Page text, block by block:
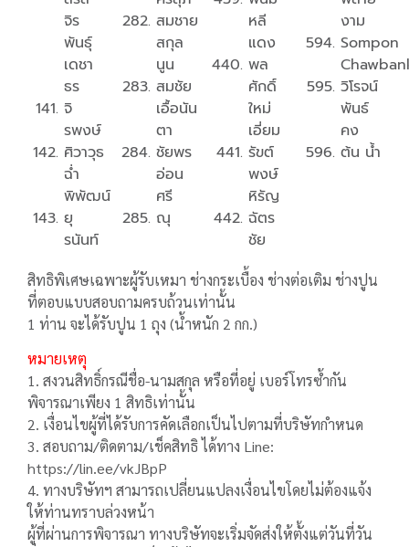
จิร
พันธุ์
เดชา
ธร
จิ
รพงษ์
ศิวาวุธ
ฉ่ำ
พิพัฒน์
ยุ
รนันท์
สมชาย
สกุล
นูน
สมชัย
เอื้อนัน
ตา
ชัยพร
อ่อน
ศรี
ณุ
หลี
แดง
พล
ศักดิ์
ใหม่
เอี่ยม
รัขต์
พงษ์
หิรัญ
ฉัตร
ชัย
งาม
Sompon
วิโรจน์
พันธ์
คง
ต้น น้ำ
สิทธิพิเศษเฉพาะผู้รับเหมา ช่างกระเบื้อง ช่างต่อเติม ช่างปูน
ที่ตอบแบบสอบถามครบถ้วนเท่านั้น
1 ท่าน จะได้รับปูน 1 ถุง (น้ำหนัก 2 กก.)
หมายเหตุ
1. สงวนสิทธิ์กรณีชื่อ-นามสกุล หรือที่อยู่ เบอร์โทรซ้ำกัน
พิจารณาเพียง 1 สิทธิเท่านั้น
2. เงื่อนไขผู้ที่ได้รับการคัดเลือกเป็นไปตามที่บริษัทกำหนด
3. สอบถาม/ติดตาม/เช็คสิทธิ ได้ทาง Line:
https://lin.ee/vkJBpP
4. ทางบริษัทฯ สามารถเปลี่ยนแปลงเงื่อนไขโดยไม่ต้องแจ้ง
ให้ท่านทราบล่วงหน้า
ผู้ที่ผ่านการพิจารณา ทางบริษัทจะเริ่มจัดส่งให้ตั้งแต่วันที่วัน